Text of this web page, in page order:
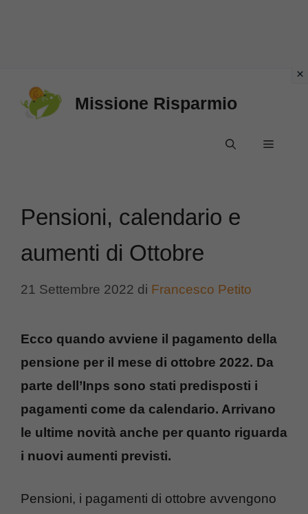
Missione Risparmio
Menu
Pensioni, calendario e
aumenti di Ottobre
21 Settembre 2022 di Francesco Petito
Ecco quando avviene il pagamento della
pensione per il mese di ottobre 2022. Da
parte dell’Inps sono stati predisposti i
pagamenti come da calendario. Arrivano
le ultime novità anche per quanto riguarda
i nuovi aumenti previsti.
Pensioni, i pagamenti di ottobre avvengono